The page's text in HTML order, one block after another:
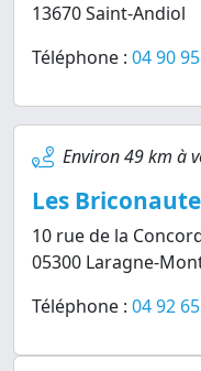
13670 Saint-Andiol
Téléphone : 04 90
Environ 49 km à
Les
10 rue de la
05300 Laragne-
Téléphone : 04 92